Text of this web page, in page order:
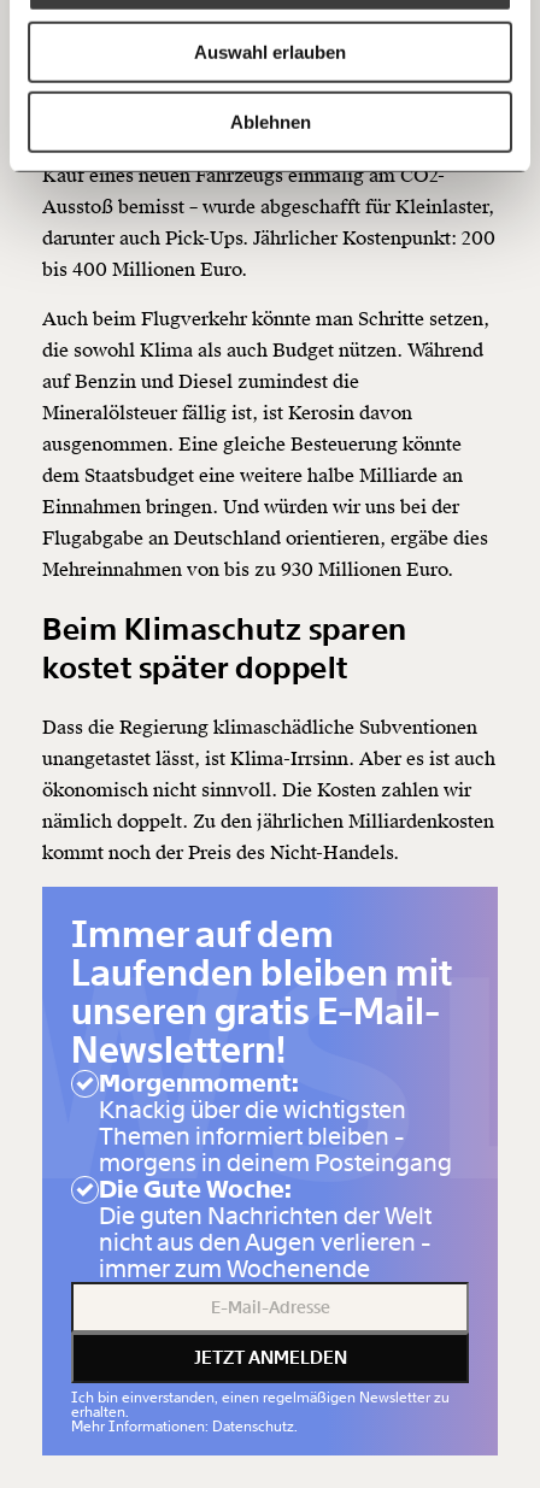
Auswahl erlauben
Ablehnen
Anmelden
Ich spende einmalig
20€ 40€
60€ 100€
150€ €
Ich möchte meine Spende verschenken.
Geschenkurkunde im PDF-Format, welche Du
ausdrucken oder weiterleiten und verschenken
Weiter
1/3
Bluesky
https://www.moment.at/story/klimaschaedliche-subventionen/
Steuerabsetzbetrag profitieren davon außerdem auch
noch vor allem reiche Haushalte. Das obere Viertel
der Lohnsteuerpflichtigen erhält mehr als die Hälfte
der Pendeleuro-Auszahlungen. Außerdem: Die
Normverbrauchsabgabe – eine Steuer, die sich beim
Kauf eines neuen Fahrzeugs einmalig am CO2-
Ausstoß bemisst – wurde abgeschafft für Kleinlaster,
darunter auch Pick-Ups. Jährlicher Kostenpunkt: 200
bis 400 Millionen Euro.
Auch beim Flugverkehr könnte man Schritte setzen,
die sowohl Klima als auch Budget nützen. Während
auf Benzin und Diesel zumindest die
Mineralölsteuer fällig ist, ist Kerosin davon
ausgenommen. Eine gleiche Besteuerung könnte
dem Staatsbudget eine weitere halbe Milliarde an
Einnahmen bringen. Und würden wir uns bei der
Flugabgabe an Deutschland orientieren, ergäbe dies
Mehreinnahmen von bis zu 930 Millionen Euro.
Beim Klimaschutz sparen
kostet später doppelt
Dass die Regierung klimaschädliche Subventionen
unangetastet lässt, ist Klima-Irrsinn. Aber es ist auch
ökonomisch nicht sinnvoll. Die Kosten zahlen wir
nämlich doppelt. Zu den jährlichen Milliardenkosten
kommt noch der Preis des Nicht-Handels.
Immer auf dem
Laufenden bleiben mit
unseren gratis E-Mail-
Newslettern!
Morgenmoment:
Knackig über die wichtigsten
Themen informiert bleiben -
morgens in deinem Posteingang
Die Gute Woche:
Die guten Nachrichten der Welt
nicht aus den Augen verlieren -
immer zum Wochenende
JETZT ANMELDEN
Ich bin einverstanden, einen regelmäßigen Newsletter zu
erhalten.
Mehr Informationen: Datenschutz.